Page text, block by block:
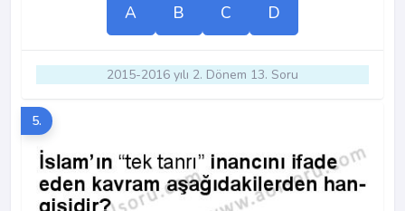
A B C D
2015-2016 yılı 2. Dönem 13. Soru
5.